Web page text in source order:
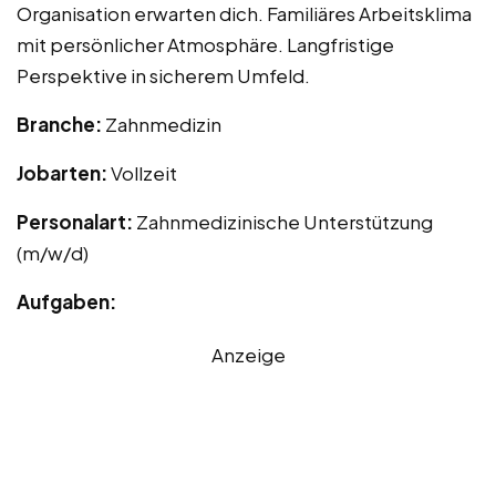
Organisation erwarten dich. Familiäres Arbeitsklima
mit persönlicher Atmosphäre. Langfristige
Perspektive in sicherem Umfeld.
Branche: Zahnmedizin
Jobarten:Vollzeit
Personalart: Zahnmedizinische Unterstützung
(m/w/d)
Aufgaben:
Anzeige